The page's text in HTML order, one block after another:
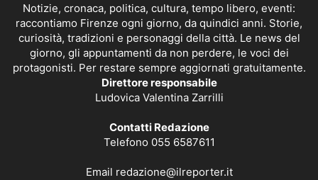
Notizie, cronaca, politica, cultura, tempo libero, eventi:
raccontiamo Firenze ogni giorno, da quindici anni. Storie,
curiosità, tradizioni e personaggi della città. Le news del
giorno, gli appuntamenti da non perdere, le voci dei
protagonisti. Per restare sempre aggiornati gratuitamente.
Direttore responsabile
Ludovica Valentina Zarrilli
Contatti Redazione
Telefono 055 6587611
Email redazione@ilreporter.it